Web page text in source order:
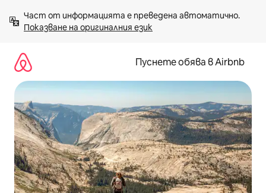
към
съдържанието
Показване на оригиналния език
Пуснете обява в Airbnb